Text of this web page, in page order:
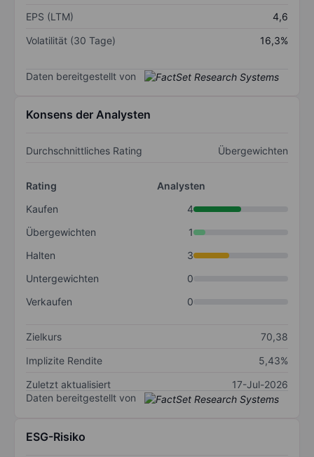
EPS (LTM)
4,6
Volatilität (30 Tage)
16,3%
Daten bereitgestellt von
Konsens der Analysten
Durchschnittliches Rating Übergewichten
Rating
Analysten
Kaufen
4
Übergewichten
1
Halten
3
Untergewichten
0
Verkaufen
0
Zielkurs
70,38
Implizite Rendite
5,43%
Zuletzt aktualisiert
17-Jul-2026
Daten bereitgestellt von
ESG-Risiko